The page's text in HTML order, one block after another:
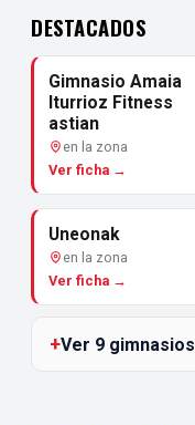
DESTACADOS
Gimnasio Amaia
Iturrioz Fitness
astian
en la zona
Ver ficha →
Uneonak
en la zona
Ver ficha →
Ver 9